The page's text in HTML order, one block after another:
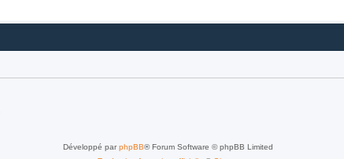
Développé parphpBB® Forum Software © phpBB Limited